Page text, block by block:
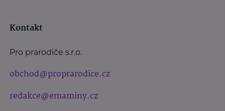
Kontakt
Pro prarodiče s.r.o.
obchod@proprarodice.cz
redakce@emaminy.cz